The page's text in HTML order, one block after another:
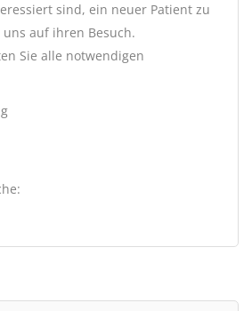
sind, ein neuer Patient zu
auf ihren Besuch.
Sie alle notwendigen